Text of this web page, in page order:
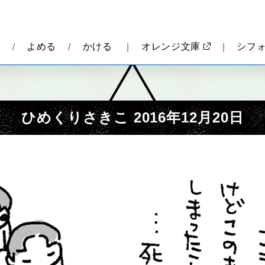
よめる かける オレンジ文庫 シフ
ひめくりさきこ 2016年12月20日